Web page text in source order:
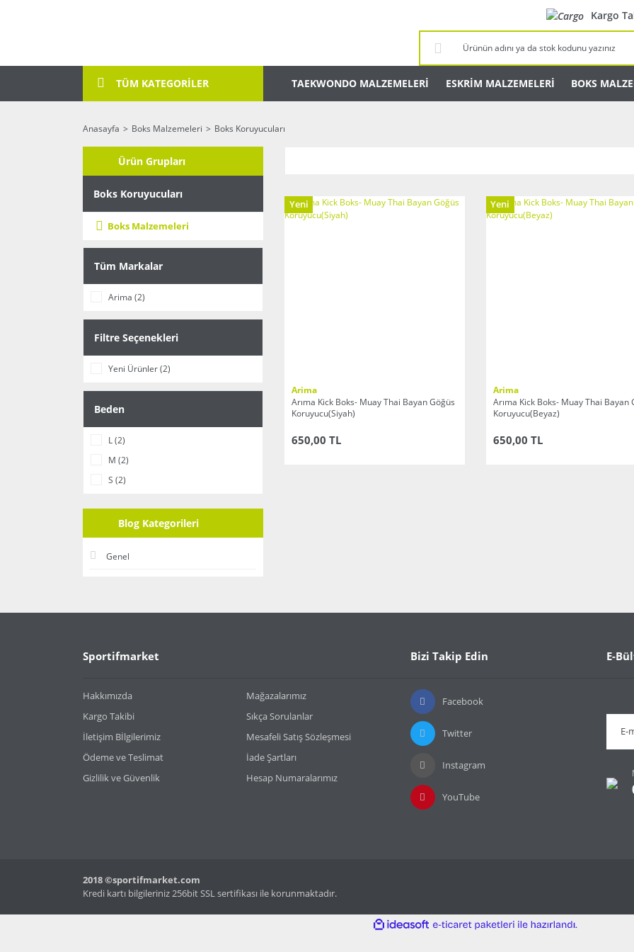
Kargo
TÜM KATEGORİLER TAEKWONDO MALZEMELERİ ESKRİM MALZEMELERİ BOKS
Anasayfa Boks Malzemeleri Boks Koruyucuları
Ürün Grupları
Boks Koruyucuları
Boks Malzemeleri
Tüm Markalar
Arima (2)
Filtre Seçenekleri
Yeni Ürünler (2)
Beden
L (2)
M (2)
S (2)
Blog Kategorileri
Genel
Yeni
Arima
Arıma Kick Boks- Muay Thai Bayan Göğüs
Koruyucu(Siyah)
650,00 TL
Yeni
Arima
Arıma Kick Boks- Muay Thai Bayan
Koruyucu(Beyaz)
650,00 TL
Sportifmarket
Hakkımızda
Mağazalarımız
Kargo Takibi
Sıkça Sorulanlar
İletişim Bİlgilerimiz
Mesafeli Satış Sözleşmesi
Ödeme ve Teslimat
İade Şartları
Gizlilik ve Güvenlik
Hesap Numaralarımız
Bizi Takip Edin
Facebook
Twitter
Instagram
YouTube
E-
2018 ©sportifmarket.com
Kredi kartı bilgileriniz 256bit SSL sertifikası ile korunmaktadır.
ideasoft
e-